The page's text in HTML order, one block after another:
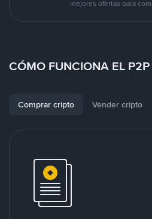
mejores ofertas para
CÓMO FUNCIONA EL P2P
Comprar cripto Vender cripto